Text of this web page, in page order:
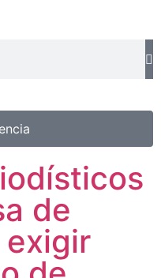
de